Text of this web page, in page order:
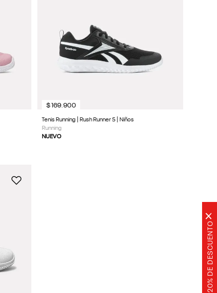
20% DE DESCUENTO
×
Tenis Running | Rush Runner 5 | Niños
Running
NUEVO
$169. 900